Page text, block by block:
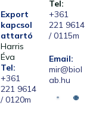
Export
kapcsol
attartó
Harris
Éva
Tel:
+361
221 9614
/ 0120m
Tel:
+361
221 9614
/ 0115m
Email:
mir@biol
ab.hu